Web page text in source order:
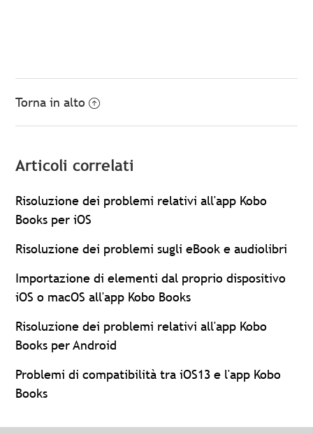
Torna in alto
Articoli correlati
Risoluzione dei problemi relativi all'app Kobo
Books per iOS
Risoluzione dei problemi sugli eBook e audiolibri
Importazione di elementi dal proprio dispositivo
iOS o macOS all'app Kobo Books
Risoluzione dei problemi relativi all'app Kobo
Books per Android
Problemi di compatibilità tra iOS13 e l'app Kobo
Books